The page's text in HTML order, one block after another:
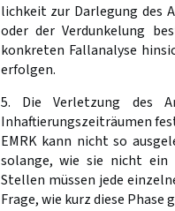
lichkeit zur Darlegung des
oder der Verdunkelung
konkreten Fallanalyse
erfolgen.
5. Die Verletzung des
Inhaftierungszeiträumen
EMRK kann nicht so
solange, wie sie nicht ein
Stellen müssen jede
Frage, wie kurz diese Phase